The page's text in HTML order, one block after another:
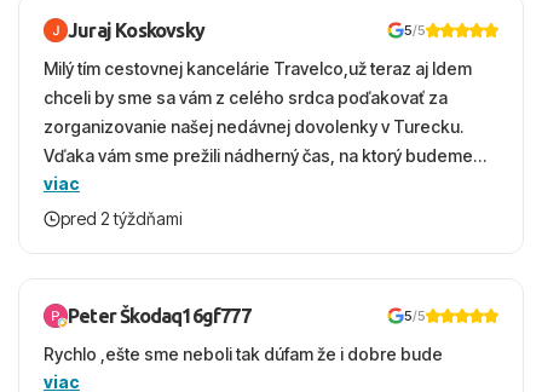
Juraj Koskovsky 5/5
Milý tím cestovnej kancelárie Travelco,už teraz aj Idem
chceli by sme sa vám z celého srdca poďakovať za
zorganizovanie našej nedávnej dovolenky v Turecku.
Vďaka vám sme prežili nádherný čas, na ktorý budeme
ešte dlho s úsmevom spomínať. ​Všetko prebehlo
absolútne hladko – od prvotného výberu zájazdu, cez
bola to trefa do čierneho! ​Čo nás dostalo najviac: ​Skvelé
služby a personál: Vždy usmievaví, ochotní a starostliví
ľudia. ​Gastro zážitok: Výborné, pestré a čerstvé jedlo
počas celého dňa. ​Areál a pláž: Nádherné, čisté
viac
pred 2 týždňami
Peter Škodaq16gf777 5/5
Rychlo ,ešte sme neboli tak dúfam že i dobre bude
viac